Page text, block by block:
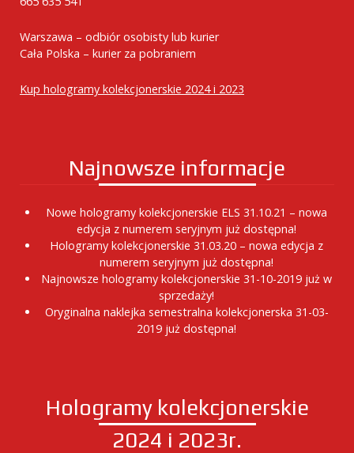
Warszawa – odbiór osobisty lub kurier
Cała Polska – kurier za pobraniem
Kup hologramy kolekcjonerskie 2024 i 2023
Najnowsze informacje
Nowe hologramy kolekcjonerskie ELS 31.10.21 – nowa
edycja z numerem seryjnym już dostępna!
Hologramy kolekcjonerskie 31.03.20 – nowa edycja z
numerem seryjnym już dostępna!
Najnowsze hologramy kolekcjonerskie 31-10-2019 już w
sprzedaży!
Oryginalna naklejka semestralna kolekcjonerska 31-03-
2019 już dostępna!
Hologramy kolekcjonerskie
2024 i 2023r.